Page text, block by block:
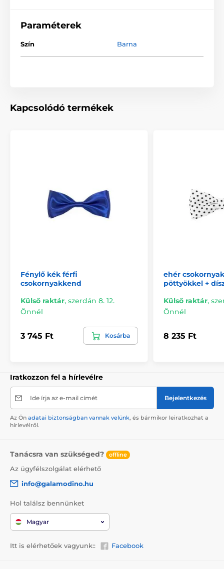
Paraméterek
Szín Barna
Kapcsolódó termékek
Fénylő kék férfi
csokornyakkend
Külső raktár, szerdán 8. 12.
Önnél
3 745 Ft Kosárba
ehér
pöttyökkel +
Külső raktár,
Önnél
8 235 Ft
Iratkozzon fel a hírlevélre
Ide írja az e-mail címét Bejelentkezés
Az Ön adatai biztonságban vannak velünk, és bármikor leiratkozhat a
hírlevélről.
Tanácsra van szükséged? offline
Az ügyfélszolgálat elérhető
info@galamodino.hu
Hol találsz bennünket
Magyar
Itt is elérhetőek vagyunk:: Facebook